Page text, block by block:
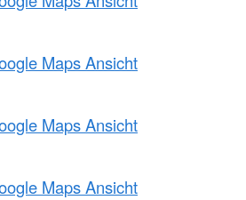
Maps Ansicht
Maps Ansicht
Maps Ansicht